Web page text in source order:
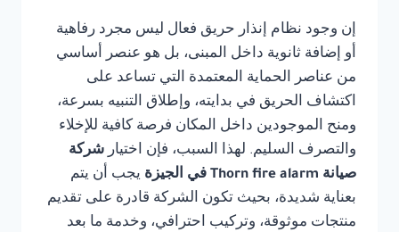
إن وجود نظام إنذار حريق فعال ليس مجرد رفاهية
أو إضافة ثانوية داخل المبنى، بل هو عنصر أساسي
من عناصر الحماية المعتمدة التي تساعد على
اكتشاف الحريق في بدايته، وإطلاق التنبيه بسرعة،
ومنح الموجودين داخل المكان فرصة كافية للإخلاء
والتصرف السليم. لهذا السبب، فإن اختيار شركة
صيانة Thorn fire alarm في الجيزة
يجب أن يتم
بعناية شديدة، بحيث تكون الشركة قادرة على تقديم
منتجات موثوقة، وتركيب احترافي، وخدمة ما بعد